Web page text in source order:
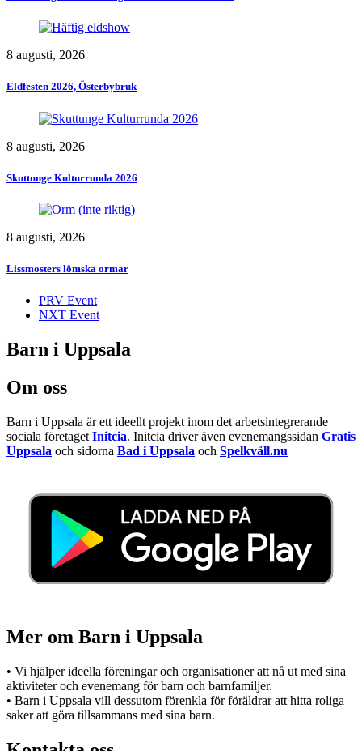
8 augusti, 2026
Eldfesten 2026, Österbybruk
8 augusti, 2026
Skuttunge Kulturrunda 2026
8 augusti, 2026
Lissmosters lömska ormar
PRV Event
NXT Event
Barn i Uppsala
Om oss
Barn i Uppsala är ett ideellt projekt inom det arbetsintegrerande
sociala företaget Initcia. Initcia driver även evenemangssidan Gratis
Uppsala och sidorna Bad i Uppsala och Spelkväll.nu
Mer om Barn i Uppsala
• Vi hjälper ideella föreningar och organisationer att nå ut med sina
aktiviteter och evenemang för barn och barnfamiljer.
• Barn i Uppsala vill dessutom förenkla för föräldrar att hitta roliga
saker att göra tillsammans med sina barn.